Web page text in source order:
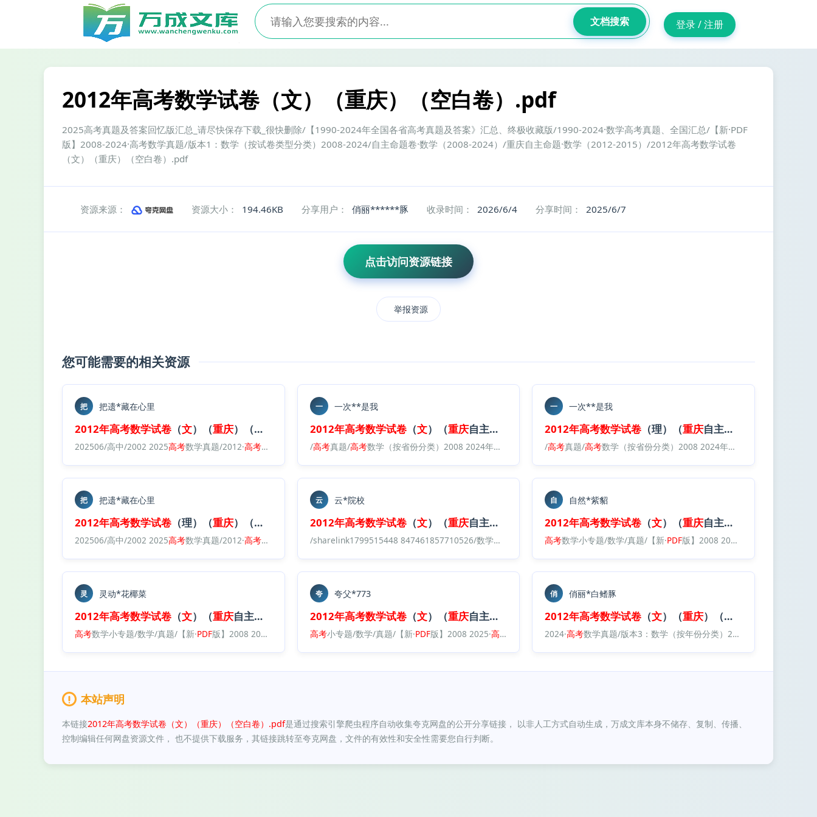
文档搜索 登录 / 注册
2012年高考数学试卷（文）（重庆）（空白卷）.pdf
2025高考真题及答案回忆版汇总_请尽快保存下载_很快删除/【1990-2024年全国各省高考真题及答案》汇总、终极收藏版/1990-2024·数学高考真题、全国汇总/【新·PDF
版】2008-2024·高考数学真题/版本1：数学（按试卷类型分类）2008-2024/自主命题卷·数学（2008-2024）/重庆自主命题·数学（2012-2015）/2012年高考数学试卷
（文）（重庆）（空白卷）.pdf
资源来源： 资源大小： 194.46KB 分享用户： 俏丽******豚 收录时间： 2026/6/4 分享时间： 2025/6/7
点击访问资源链接
举报资源
您可能需要的相关资源
把 把遗*藏在心里
2012年高考数学试卷 （文）（重庆）（空
202506/高中/2002 2025高考数学真题/2012·高考数学真题/ 2012年高考数学试卷（ 文）（重庆）（空白卷）
一 一次**是我
2012年高考数学试卷（文）（重庆自主命题）（ 白卷）.pdf
/高考真题/高考数学（按省份分类）2008 2024年真题/2012 2024·（ 重庆）数学高考真题/2012年 高考数学试卷（文
一 一次**是我
2012年高考数学试卷 （理）（重庆自主命题）（
/高考真题/高考数学（按省份分类）2008 2024年真题/2012 2024·（
把 把遗*藏在心里
2012年高考数学试卷 （理）（重庆）（空
202506/高中/2002 2025高考数学真题/2012·高考数学真题/ 2012年高考数学试卷 （理）（重庆）（空白卷）
云 云*院校
2012年高考数学试卷（文）（重庆自主命题）（ 白卷）.pdf
/sharelink1799515448 847461857710526/数学
高考 真题试卷/【新·PDF版】2008 2024·高考数学真题/版本2：数学（按省份分类）
自 自然*紫貂
2012年高考数学试卷 （文）（重庆自主命题）（
高考数学小专题/数学/真题/【新·PDF版】2008 2025·
灵 灵动*花椰菜
2012年高考数学试卷 （文）（重庆自主命题）（ 白卷）.pdf
高考数学小专题/数学/真题/【新·PDF版】2008 2025· 数学真题/版本2：数学（按省份分类）2008 2025/2012 2025·（ 重庆）数学高考真题/2012年高考数学试卷（文）（ 重庆
夸 夸父*773
2012年高考数学试卷（文）（重庆自主命题）（ 白卷）.pdf
高考小专题/数学/真题/【新·PDF版】2008 2025·高考 数学真题/版本2：数学（按省份分类）2008 2025/2012 2025·（
俏 俏丽*白鳍豚
2012年高考数学试卷 （文）（重庆）（空
2024·高考数学真题/版本3：数学（按年份分类）2008 2024/2012·
本站声明
本链接2012年高考数学试卷（文）（重庆）（空白卷）.pdf是通过搜索引擎爬虫程序自动收集夸克网盘的公开分享链接， 以非人工方式自动生成，万成文库本身不储存、复制、传播、
控制编辑任何网盘资源文件， 也不提供下载服务，其链接跳转至夸克网盘，文件的有效性和安全性需要您自行判断。